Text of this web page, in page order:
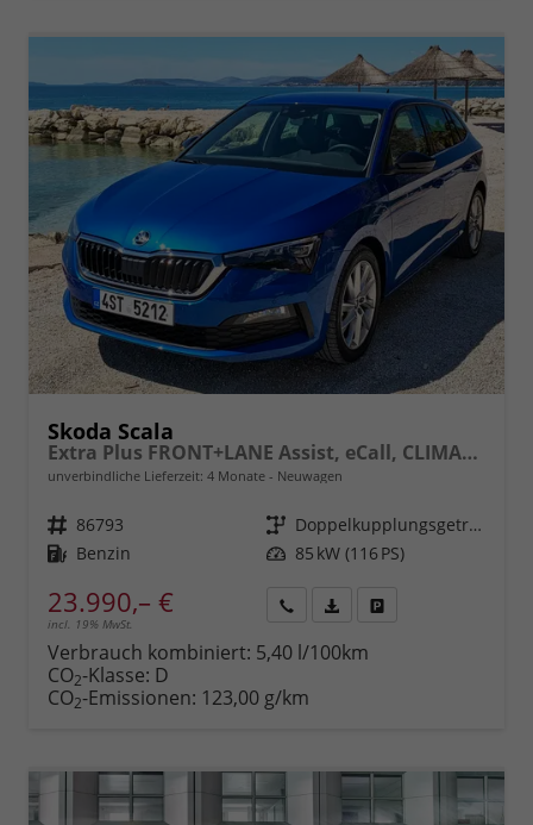
Skoda Scala
Extra Plus FRONT+LANE Assist, eCall, CLIMATRONIC, Berganfahrassistent, FULL LED, Einparkhilfe, KESSY, Sitzhzg., Tempomat + Speedlimiter, ISOFIX, SmartLink, 16" ALU, uvm.
unverbindliche Lieferzeit: 4 Monate Neuwagen
Fahrzeugnr. 86793 Getriebe
Doppelkupplungsgetriebe (DSG)
Kraftstoff Benzin Leistung 85 kW (116 PS)
23.990,– €
incl. 19% MwSt.
anfordern
Datei,
Verbrauch kombiniert: 5,40 l/100km
CO2-Klasse: D
CO2-Emissionen: 123,00 g/km